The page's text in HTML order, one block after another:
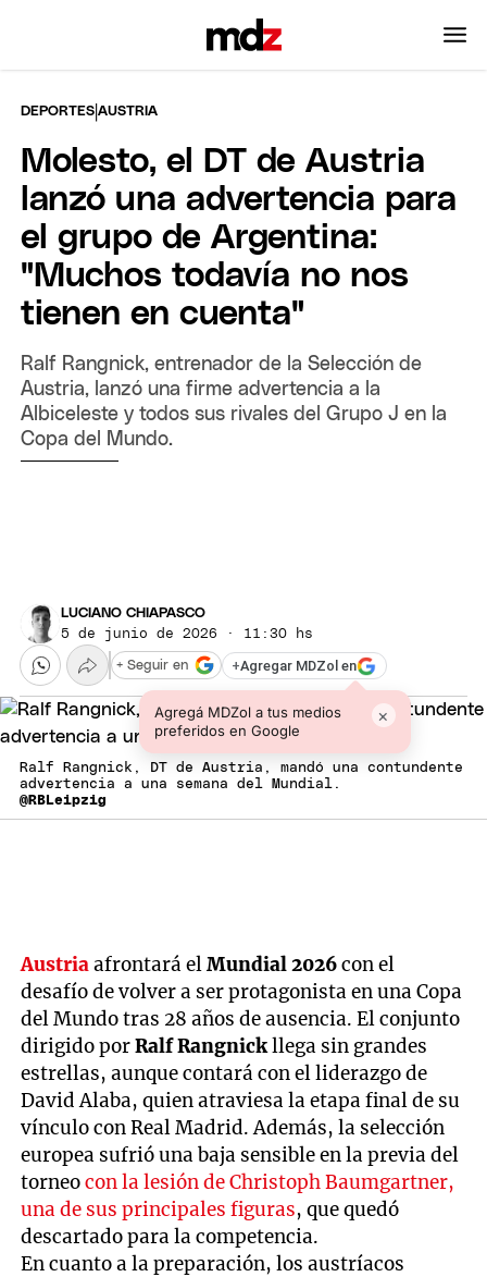
DEPORTES |AUSTRIA
Molesto, el DT de Austria
lanzó una advertencia para
el grupo de Argentina:
"Muchos todavía no nos
tienen en cuenta"
Ralf Rangnick, entrenador de la Selección de
Austria, lanzó una firme advertencia a la
Albiceleste y todos sus rivales del Grupo J en la
Copa del Mundo.
LUCIANO CHIAPASCO
5 de junio de 2026 · 11:30 hs
+Agregar MDZol en
Agregá MDZol a tus medios
preferidos en Google
×
+ Seguir en
Ralf Rangnick, DT de Austria, mandó una contundente
advertencia a una semana del Mundial.
@RBLeipzig
Austriaafrontará elMundial 2026con el
desafío de volver a ser protagonista en una Copa
del Mundo tras 28 años de ausencia. El conjunto
dirigido porRalf Rangnickllega sin grandes
estrellas, aunque contará con el liderazgo de
David Alaba, quien atraviesa la etapa final de su
vínculo con Real Madrid. Además, la selección
europea sufrió una baja sensible en la previa del
torneocon la lesión de Christoph Baumgartner,
una de sus principales figuras, que quedó
descartado para la competencia.
En cuanto a la preparación, los austríacos